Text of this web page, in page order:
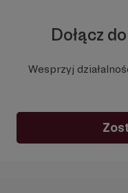
Dołącz
Wesprzyj